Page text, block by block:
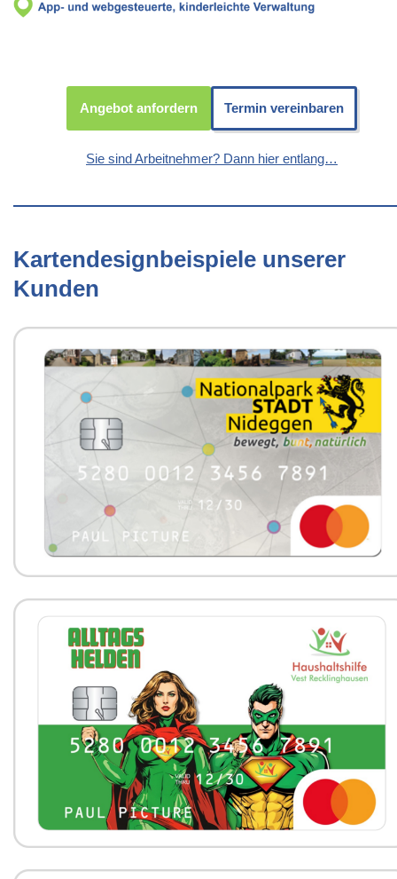
Angebot anfordern Termin vereinbaren
Sie sind Arbeitnehmer? Dann hier entlang…
Kartendesignbeispiele unserer
Kunden